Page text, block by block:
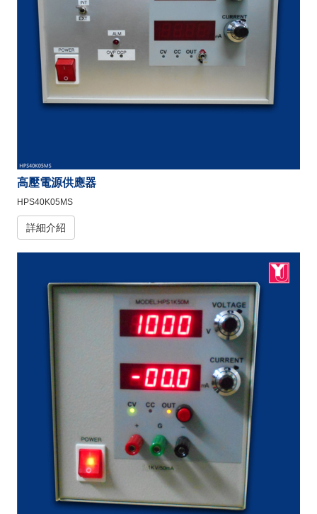
高壓電源供應器
HPS40K05MS
詳細介紹